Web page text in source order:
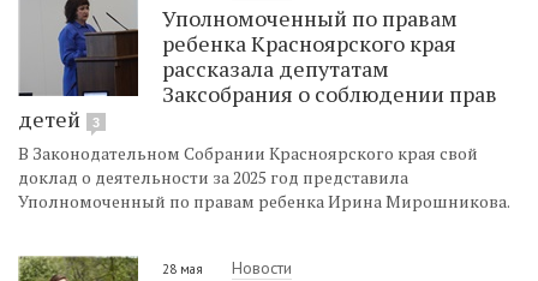
Уполномоченный по правам
ребенка Красноярского края
рассказала депутатам
Заксобрания о соблюдении прав
детей
3
В Законодательном Собрании Красноярского края свой
доклад о деятельности за 2025 год представила
Уполномоченный по правам ребенка Ирина Мирошникова.
28 мая Новости